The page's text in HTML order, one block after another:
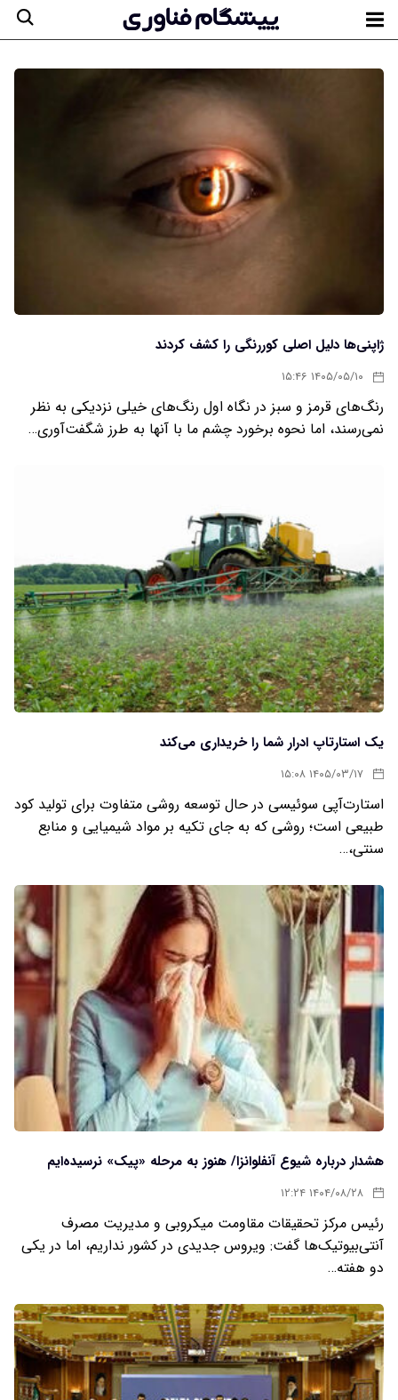
ژاپنی‌ها دلیل اصلی کوررنگی را کشف کردند
۱۴۰۵/۰۵/۱۰ ۱۵:۴۶
رنگ‌های قرمز و سبز در نگاه اول رنگ‌های خیلی نزدیکی به نظر
نمی‌رسند، اما نحوه برخورد چشم ما با آنها به طرز شگفت‌آوری…
یک استارتاپ ادرار شما را خریداری می‌کند
۱۴۰۵/۰۳/۱۷ ۱۵:۰۸
استارت‌آپی سوئیسی در حال توسعه روشی متفاوت برای تولید کود
طبیعی است؛ روشی که به جای تکیه بر مواد شیمیایی و منابع
سنتی،…
هشدار درباره شیوع آنفلوانزا/ هنوز به مرحله «پیک» نرسیده‌ایم
۱۴۰۴/۰۸/۲۸ ۱۲:۲۴
رئیس مرکز تحقیقات مقاومت میکروبی و مدیریت مصرف
آنتی‌بیوتیک‌ها گفت: ویروس جدیدی در کشور نداریم، اما در یکی
دو هفته…